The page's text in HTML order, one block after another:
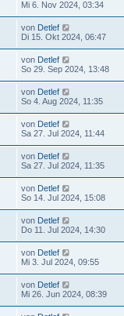
Mi 6. Nov 2024, 03:34
von Detlef
Di 15. Okt 2024, 06:47
von Detlef
So 29. Sep 2024, 13:48
von Detlef
So 4. Aug 2024, 11:35
von Detlef
Sa 27. Jul 2024, 11:44
von Detlef
Sa 27. Jul 2024, 11:35
von Detlef
So 14. Jul 2024, 15:08
von Detlef
Do 11. Jul 2024, 14:30
von Detlef
Mi 3. Jul 2024, 09:55
von Detlef
Mi 26. Jun 2024, 08:39